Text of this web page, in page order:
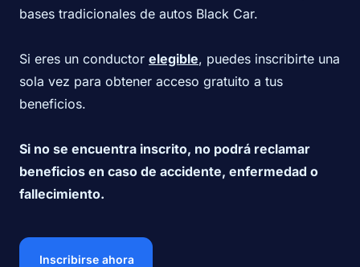
bases tradicionales de autos Black Car.
Si eres un conductor elegible, puedes inscribirte una
sola vez para obtener acceso gratuito a tus
beneficios.
Si no se encuentra inscrito, no podrá reclamar
beneficios en caso de accidente, enfermedad o
fallecimiento.
Inscribirse ahora